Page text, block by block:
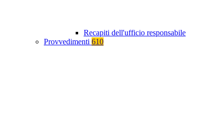
Recapiti dell'ufficio responsabile
Provvedimenti 610